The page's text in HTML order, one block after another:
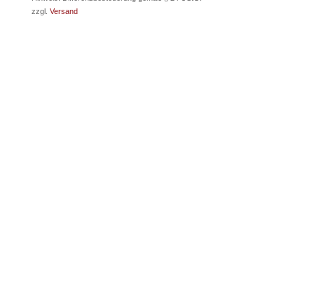
zzgl. Versand